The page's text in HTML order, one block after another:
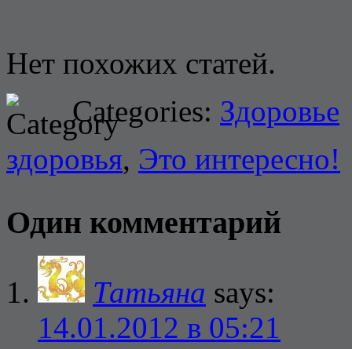
Нет похожих статей.
Categories: Здоровье
здоровья, Это интересно!
Один комментарий
Татьяна says:
14.01.2012 в 05:21